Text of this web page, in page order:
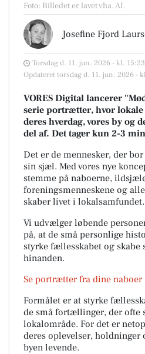
Foto: Billedet er lavet vha. AI.
Josefine Fjord
Torsdag d. 11. jun. 2026 - kl. 15:23
Opdateret torsdag d. 11. jun. 2026 -
VORES Digital lancerer
serie portrætter, hvor
deres hverdag, vores by og
del af. Det tager kun 2-3
Det er de mennesker, der
sin sjæl. Med vores nye
stemme på naboerne,
foreningsmenneskene og
skaber livet i lokalsamfundet.
Vi udvælger løbende
på, at de små personlige
styrke fællesskabet og skabe
hinanden.
Se portrætter fra dine naboer
Formålet er at styrke
de små fortællinger, der ofte
lokalområde. For det er
deres oplevelser, holdninger
byen levende.